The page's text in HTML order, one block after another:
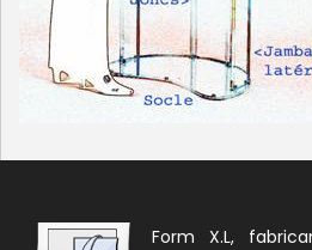
Form X.L,